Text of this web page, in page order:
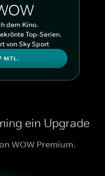
dem Kino.
Top-Serien.
von Sky Sport
MTL.
ein Upgrade
WOW Premium.